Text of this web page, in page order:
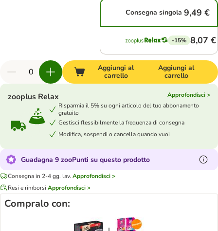
Consegna singola 9,49 €
-15% 8,07 €
Aggiungi al
carrello
Aggiungi al
carrello
zooplus Relax
Approfondisci >
Risparmia il 5% su ogni articolo del tuo abbonamento
gratuito
Gestisci flessibilmente la frequenza di consegna
Modifica, sospendi o cancella quando vuoi
Guadagna 9 zooPunti su questo prodotto
Consegna in 2-4 gg. lav. Approfondisci >
Resi e rimborsi Approfondisci >
Compralo con: